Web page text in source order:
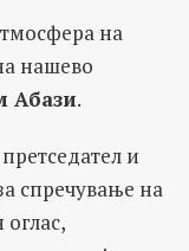
на
нашево
Абази.
и
спречување на
оглас,